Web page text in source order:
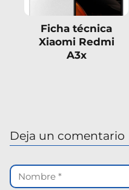
Ficha técnica
Xiaomi Redmi
A3x
Deja un comentario